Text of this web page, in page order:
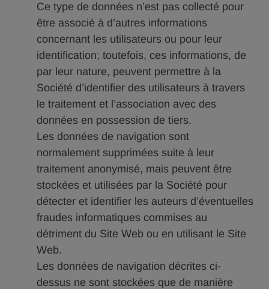
Ce type de données n’est pas collecté pour
être associé à d’autres informations
concernant les utilisateurs ou pour leur
identification; toutefois, ces informations, de
par leur nature, peuvent permettre à la
Société d’identifier des utilisateurs à travers
le traitement et l’association avec des
données en possession de tiers.
Les données de navigation sont
normalement supprimées suite à leur
traitement anonymisé, mais peuvent être
stockées et utilisées par la Société pour
détecter et identifier les auteurs d’éventuelles
fraudes informatiques commises au
détriment du Site Web ou en utilisant le Site
Web.
Les données de navigation décrites ci-
dessus ne sont stockées que de manière